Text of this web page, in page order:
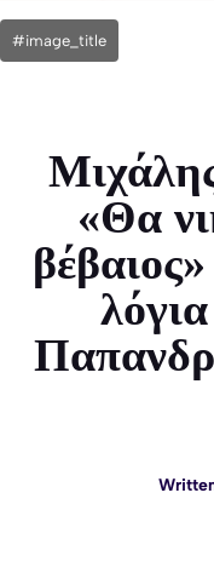
#image_title
«Θα